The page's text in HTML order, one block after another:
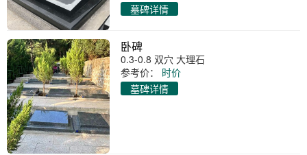
墓碑详情
卧碑
0.3-0.8 双穴 大理石
参考价：
时价
墓碑详情